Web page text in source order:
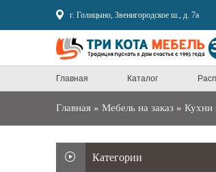
г. Голицыно, Звенигородское ш., д. 7а
Главная Каталог
Главная » Мебель на заказ » Кухни
Категории